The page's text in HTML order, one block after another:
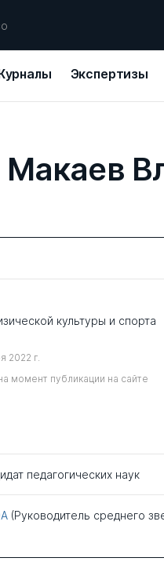
Экспертизы
Макаев
культуры и спорта
2022 г.
момент публикации на сайте
педагогических наук
(Руководитель среднего